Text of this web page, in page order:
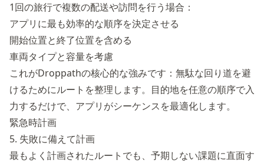
1回の旅行で複数の配送や訪問を行う場合：
アプリに最も効率的な順序を決定させる
開始位置と終了位置を含める
車両タイプと容量を考慮
これがDroppathの核心的な強みです：無駄な回り道を避
けるためにルートを整理します。目的地を任意の順序で入
力するだけで、アプリがシーケンスを最適化します。
緊急時計画
5. 失敗に備えて計画
最もよく計画されたルートでも、予期しない課題に直面す